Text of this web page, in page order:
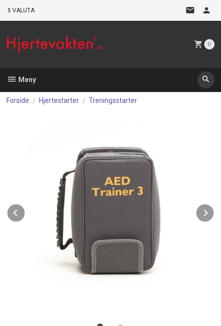
VALUTA
0
Meny
Forside Hjertestarter Treningsstarter
Prev